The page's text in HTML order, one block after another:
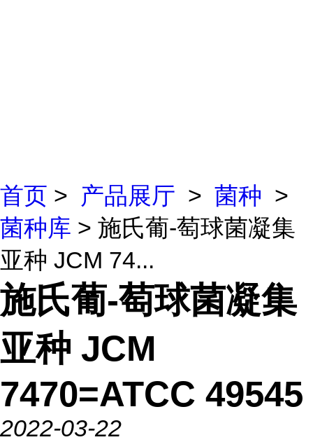
首页 > 产品展厅 > 菌种 >
菌种库 > 施氏葡-萄球菌凝集
亚种 JCM 74...
施氏葡-萄球菌凝集
亚种 JCM
7470=ATCC 49545
2022-03-22